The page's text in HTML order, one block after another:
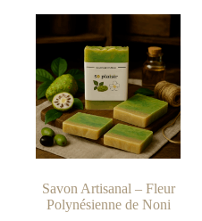
Savon Artisanal – Fleur
Polynésienne de Noni